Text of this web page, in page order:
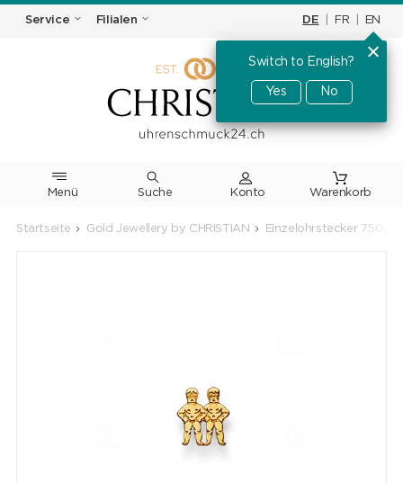
Service Filialen DE FR EN
Switch to English?
Yes No
Menü Suche Warenkorb
Startseite Gold Jewellery by CHRISTIAN Einzelohrstecker 750/